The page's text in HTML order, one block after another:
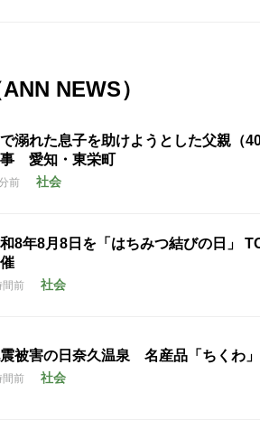
NEWS）
で溺れた息子を助けようとした父親（
愛知・東栄町
前 社会
8年8月8日を「はちみつ結びの日」
間前 社会
被害の日奈久温泉 名産品「ちくわ
間前 社会